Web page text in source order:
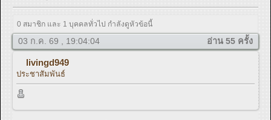
0 สมาชิก และ 1 บุคคลทั่วไป กำลังดูหัวข้อนี้
03 ก.ค. 69 , 19:04:04 อ่าน 55 ครั้ง
livingd949
ประชาสัมพันธ์